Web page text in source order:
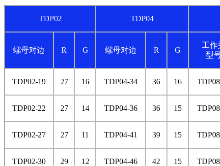
TDP02 TDP04
螺母对边 R G 螺母对边 R G
工作
型
TDP02-19 27 16 TDP04-34 36 16
TDP02-22 27 14 TDP04-36 36 15
TDP02-27 27 11 TDP04-41 39 15
TDP02-30 29 12 TDP04-46 42 15